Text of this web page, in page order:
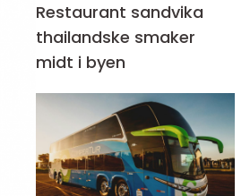
Restaurant sandvika
thailandske smaker
midt i byen